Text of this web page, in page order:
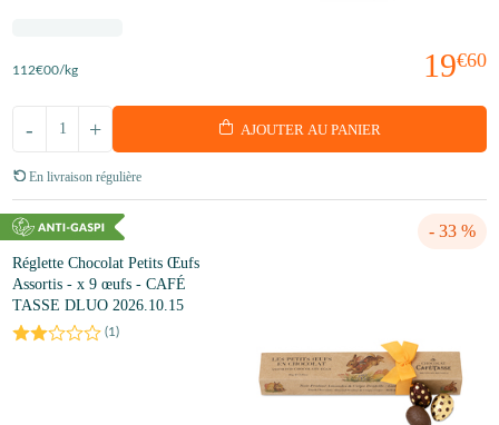
19€60
112€00/kg
+
- AJOUTER AU PANIER
En livraison régulière
- 33 %
Réglette Chocolat Petits Œufs
Assortis - x 9 œufs - CAFÉ
TASSE DLUO 2026.10.15
(1)